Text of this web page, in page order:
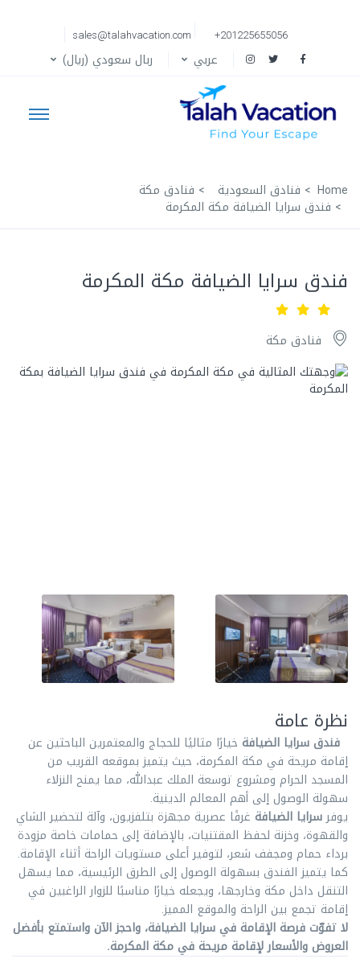
+201225655056
sales@talahvacation.com
عربي ربال سعودي (ريال)
Home فنادق السعودية فنادق مكة
فندق سرايا الضيافة مكة المكرمة
فندق سرايا الضيافة مكة المكرمة
فنادق مكة
نظرة عامة
فندق سرايا الضيافة خيارًا مثاليًا للحجاج والمعتمرين الباحثين عن
إقامة مريحة في مكة المكرمة، حيث يتميز بموقعه القريب من
المسجد الحرام ومشروع توسعة الملك عبدالله، مما يمنح النزلاء
سهولة الوصول إلى أهم المعالم الدينية.
يوفرسرايا الضيافة غرفًا عصرية مجهزة بتلفزيون، وآلة لتحضير الشاي
والقهوة، وخزنة لحفظ المقتنيات، بالإضافة إلى حمامات خاصة مزودة
برداء حمام ومجفف شعر، لتوفير أعلى مستويات الراحة أثناء الإقامة.
كما يتميز الفندق بسهولة الوصول إلى الطرق الرئيسية، مما يسهل
التنقل داخل مكة وخارجها، ويجعله خيارًا مناسبًا للزوار الراغبين في
إقامة تجمع بين الراحة والموقع المميز.
لا تفوّت فرصة الإقامة في سرايا الضيافة، واحجز الآن واستمتع بأفضل
العروض والأسعار لإقامة مريحة في مكة المكرمة.